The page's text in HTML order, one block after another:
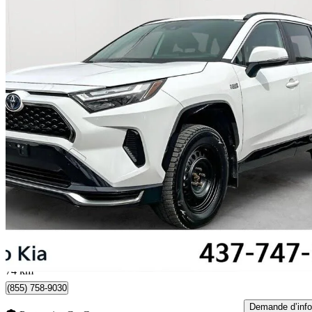
2024 Toyota RAV4 Prime
SE AWD 22 708 km
Bonne
Toronto, ON
74 km
(855) 758-9030
Demande d’info